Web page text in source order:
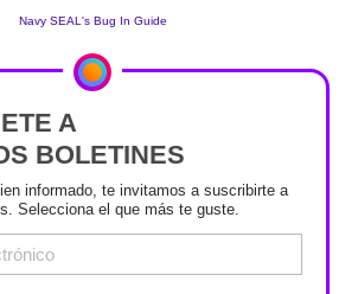
A
BOLETINES
informado, te invitamos a suscribirte a
Selecciona el que más te guste.